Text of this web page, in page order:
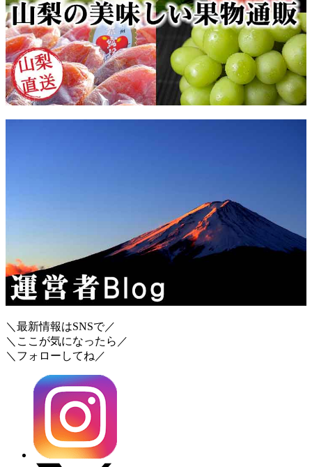
＼最新情報はSNSで／
＼ここが気になったら／
＼フォローしてね／